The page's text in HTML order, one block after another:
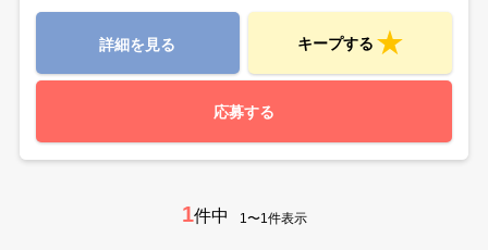
詳細を見る キープする
応募する
1件中 1〜1件表示